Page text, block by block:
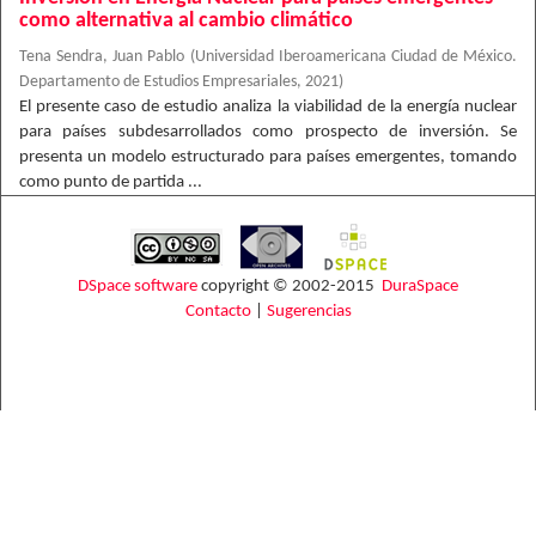
como alternativa al cambio climático
Tena Sendra, Juan Pablo (Universidad Iberoamericana Ciudad de México.
Departamento de Estudios Empresariales, 2021)
El presente caso de estudio analiza la viabilidad de la energía nuclear
para países subdesarrollados como prospecto de inversión. Se
presenta un modelo estructurado para países emergentes, tomando
como punto de partida ...
DSpace software copyright © 2002-2015 DuraSpace
Contacto| Sugerencias